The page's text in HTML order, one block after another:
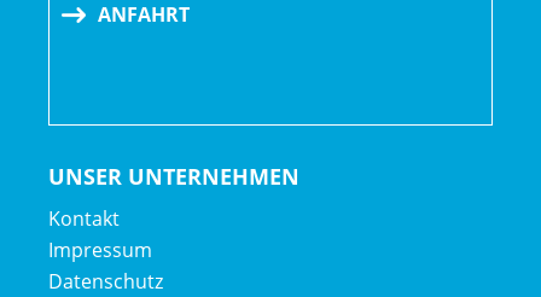
ANFAHRT
UNSER UNTERNEHMEN
Kontakt
Impressum
Datenschutz